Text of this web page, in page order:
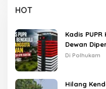
HOT
Kadis
Dewan
Di Polhukam
Hilang